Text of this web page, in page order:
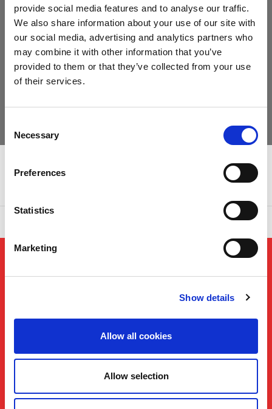
provide social media features and to analyse our traffic.
We also share information about your use of our site with
our social media, advertising and analytics partners who
may combine it with other information that you’ve
provided to them or that they’ve collected from your use
of their services.
Selection
Necessary
Preferences
Statistics
Marketing
Show details
Allow all cookies
Allow selection